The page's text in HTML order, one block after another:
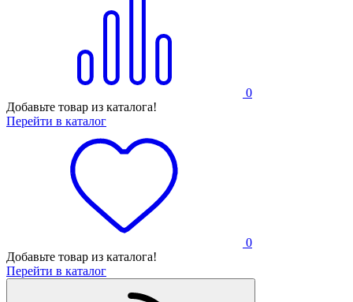
0
Добавьте товар из каталога!
Перейти в каталог
0
Добавьте товар из каталога!
Перейти в каталог